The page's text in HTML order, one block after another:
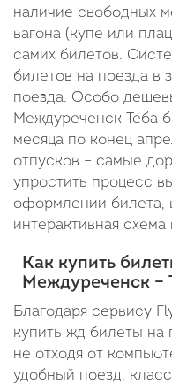
наличие свободных
вагона (купе или
самих билетов.
билетов на поезда в
поезда. Особо
Междуреченск Теба
месяца по конец
отпусков – самые
упростить процесс
оформлении билета,
интерактивная схема
Как купить
Междуреченск –
Благодаря сервису
купить жд билеты на
не отходя от
удобный поезд,